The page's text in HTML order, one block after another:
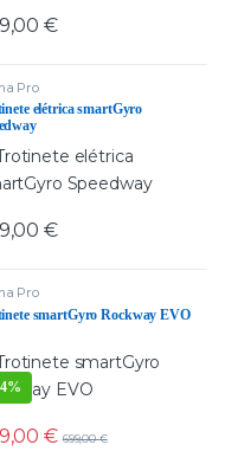
€
Pro
elétrica smartGyro
€
Pro
smartGyro Rockway EVO
€ 699,00€